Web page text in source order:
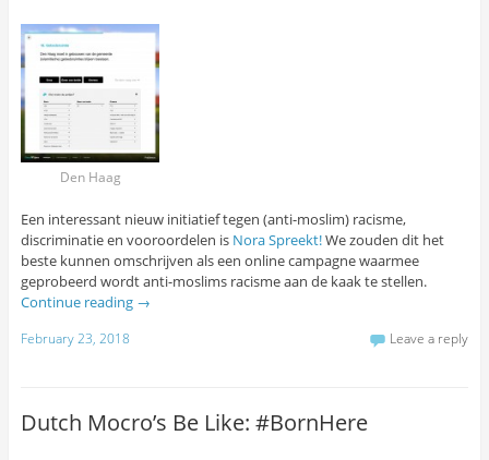
Den Haag
Een interessant nieuw initiatief tegen (anti-moslim) racisme,
discriminatie en vooroordelen is Nora Spreekt!We zouden dit het
beste kunnen omschrijven als een online campagne waarmee
geprobeerd wordt anti-moslims racisme aan de kaak te stellen.
Continue reading →
February 23, 2018 Leave a reply
Dutch Mocro’s Be Like: #BornHere